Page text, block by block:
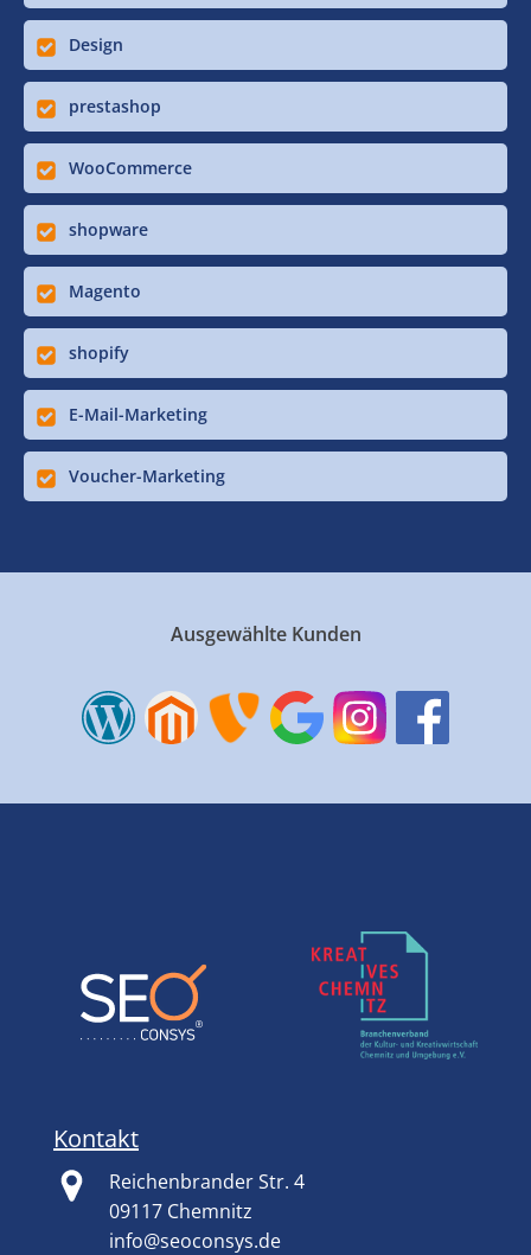
Design
prestashop
WooCommerce
shopware
Magento
shopify
E-Mail-Marketing
Voucher-Marketing
Ausgewählte Kunden
Kontakt
Reichenbrander Str. 4
09117 Chemnitz
info@seoconsys.de